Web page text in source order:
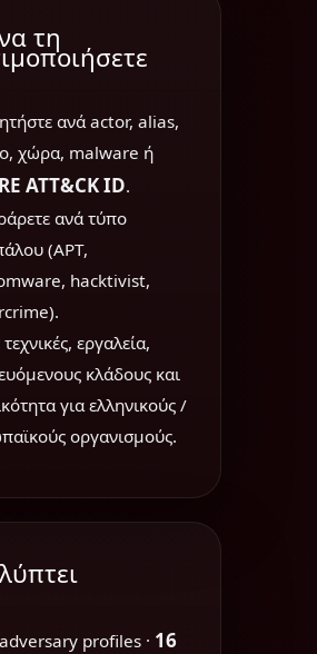
τη
ανά actor, alias,
χώρα, malware ή
ATT&CK ID.
ανά τύπο
(APT,
hacktivist,
τεχνικές, εργαλεία,
κλάδους και
για ελληνικούς /
οργανισμούς.
profiles · 16